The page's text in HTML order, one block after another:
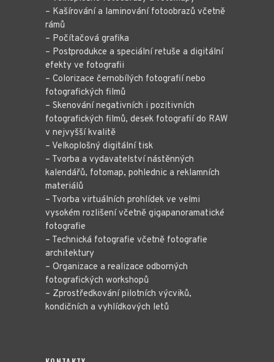
– Kašírování a laminování fotoobrazů včetně
rámů
– Počítačová grafika
– Postprodukce a speciální retuše a digitální
efekty ve fotografii
– Colorizace černobílých fotografií nebo
fotografických filmů
– Skenování negativních i pozitivních
fotografických filmů, desek fotografií do RAW
v nejvyšší kvalitě
– Velkoplošný digitální tisk
– Tvorba a vydavatelství nástěnných
kalendářů, fotomap, pohlednic a reklamních
materiálů
– Tvorba virtuálních prohlídek ve velmi
vysokém rozlišení včetně gigapanoramatické
fotografie
– Technická fotografie včetně fotografie
architektury
– Organizace a realizace odborných
fotografických workshopů
– Zprostředkování pilotních výcviků,
kondičních a vyhlídkových letů